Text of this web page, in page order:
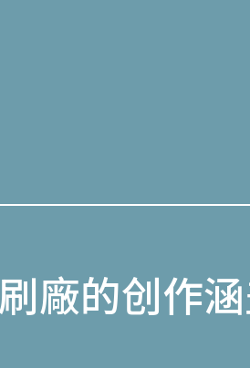
廠的创作